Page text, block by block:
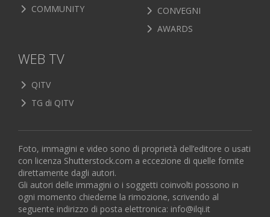
COMMUNITY
CONVEGNI
AWARDS
WEB TV
QITV
TG di QITV
Foto, immagini e video sono di proprietà dell’editore o usati
con licenza Shutterstock.com a eccezione di quelle fornite
direttamente dagli autori.
Gli autori delle immagini o i soggetti coinvolti possono in
ogni momento chiederne la rimozione, scrivendo al
seguente indirizzo di posta elettronica: info@ilqi.it